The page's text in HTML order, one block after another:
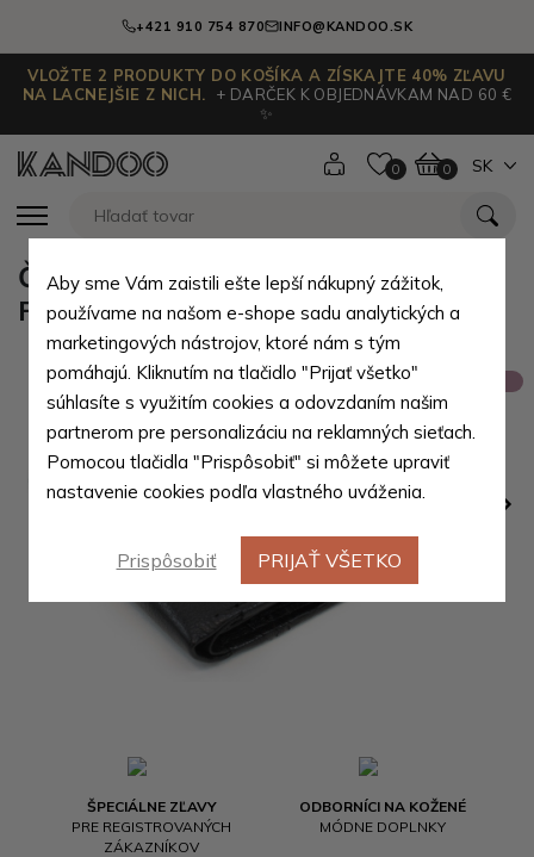
+421 910 754 870 INFO@KANDOO.SK
VLOŽTE 2 PRODUKTY DO KOŠÍKA A ZÍSKAJTE 40% ZĽAVU
NA LACNEJŠIE Z NICH.
+ DARČEK K OBJEDNÁVKAM NAD 60 €
✨
0 0 SK
ŠPECIÁLNE ZĽAVY
PRE REGISTROVANÝCH
ZÁKAZNÍKOV
ODBORNÍCI NA KOŽENÉ
MÓDNE DOPLNKY
Čierna kožená pánska peňaženka
Fingal
Aby sme Vám zaistili ešte lepší nákupný zážitok,
používame na našom e-shope sadu analytických a
marketingových nástrojov, ktoré nám s tým
pomáhajú. Kliknutím na tlačidlo "Prijať všetko"
súhlasíte s využitím cookies a odovzdaním našim
partnerom pre personalizáciu na reklamných sieťach.
Pomocou tlačidla "Prispôsobiť" si môžete upraviť
nastavenie cookies podľa vlastného uváženia.
Prispôsobiť PRIJAŤ VŠETKO